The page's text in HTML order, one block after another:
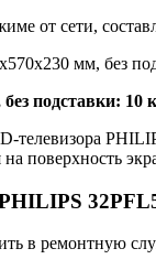
от сети,
мм, без
подставки: 10
телевизора
на поверхность
в ремонтную